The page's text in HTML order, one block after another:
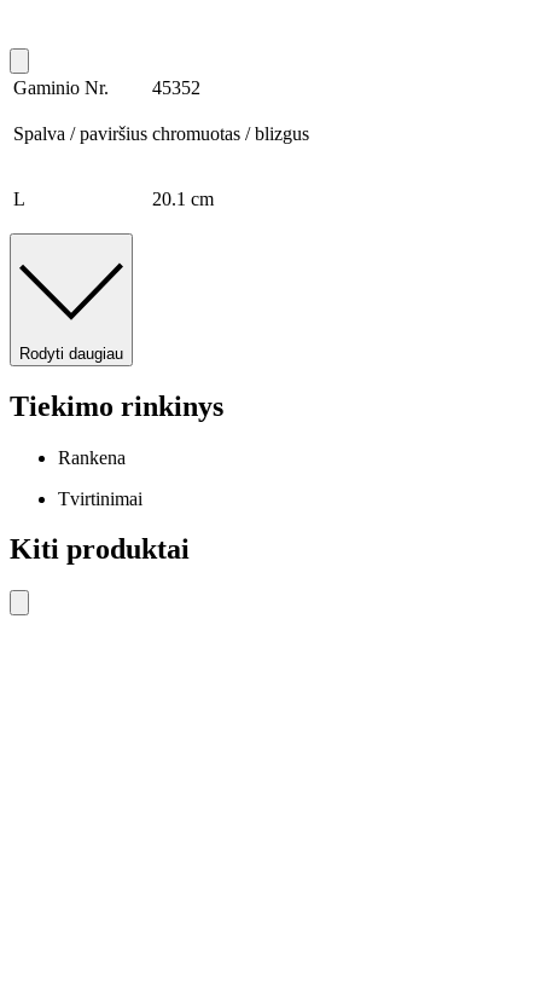
Gaminio Nr. 45352
Spalva / paviršius chromuotas / blizgus
L 20.1 cm
Rodyti daugiau
Tiekimo rinkinys
Rankena
Tvirtinimai
Kiti produktai